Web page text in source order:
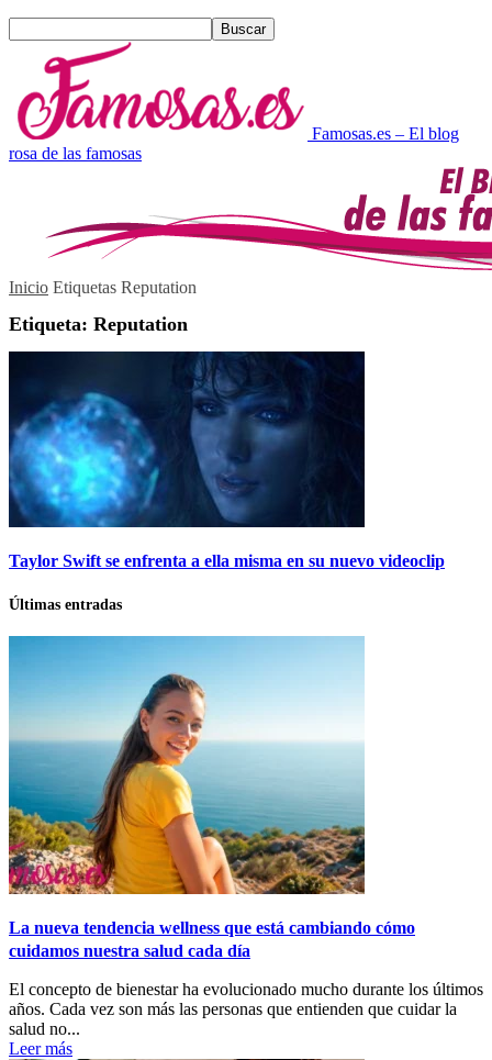
Famosas.es – El blog
rosa de las famosas
Inicio Etiquetas Reputation
Etiqueta: Reputation
Taylor Swift se enfrenta a ella misma en su nuevo videoclip
Últimas entradas
La nueva tendencia wellness que está cambiando cómo
cuidamos nuestra salud cada día
El concepto de bienestar ha evolucionado mucho durante los últimos
años. Cada vez son más las personas que entienden que cuidar la
salud no...
Leer más